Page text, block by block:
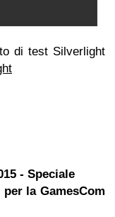
di test Silverlight
- Speciale
la GamesCom